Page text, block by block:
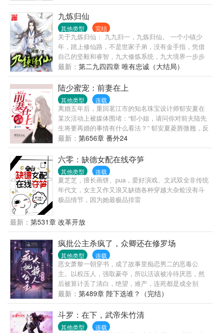
九炼归仙
其他类型 完结
关于九炼归仙： 九九归一，九炼归仙。 一个小镇少
年，踏上修仙路，不是世家子弟，没有金手指，凭借
自己的坚毅和睿智，九大修炼系统，九大境界一步步
走上巅峰，最终九九归一，成就真仙。
最新： 第二九四四章 唯有忠诚（大结局）
陆少蜜宠：前妻在上
其他类型 连载
离婚五年后，重回茗江市的知名珠宝设计师郁安夏在
某次活动上被媒体围堵：“郁小姐，请问你对前夫陆先
生将要再婚的事情有什么看法？” 郁安夏菱唇微翘，反
问：“难道他没有和你们说将要再婚的妻子姓郁么？！”
众媒体一头雾水。 次日，一则“恒天集团老总陆翊臣夜
宿前妻香闺”的新闻惊现头条！ 【关于追爱】 郁安夏
十九岁那年，陆翊臣给了她一场人人称羡的盛世婚
礼。 二十岁生日当天两人领证，从此她是名副其实的
陆太太。 可这场童话般的婚姻在领证后只维持了一个
月就宣告破灭，她独自一人远走国外。 原以为再无交
集的两个人，但是...... 为什么五年前看似冷心冷情的
存在感？ 相亲时是他，剪彩现场是他，就连她带着儿
的哦，所以和不和好看心情，复不复婚看你诚意。” 次
日，威严冷漠最要面子的陆翊臣以爱筑花海，在亲朋
好友的见证下屈膝半跪向她告白。 【关于宠爱】 陆翊
臣出生茗江市第一勋贵世家，商场上呼风唤雨的权
贵，为人冷漠低调，手段狠厉。 他的温暖，只给了郁
安夏一人，五年前如此，五年后亦然。 两人和好后，
一向不接受任何媒体采访的陆先生为了支持陆太太的
新作品，破例和她一起出席新品发布会。 发布会上媒
体问及传得沸沸扬扬的结婚、离婚又将复婚事件：“陆
最新： 第656章 番外24
六零：缺德女配在线夺笋
其他类型 连载
夏芝芝，擅长画饼、pua，爱好演戏、文武双全非传统
年代文，女主又作又浪又缺德各种穿越大杂烩没有斗
极品情节，因为她最极品排雷
最新： 第531章 改革开放
疯批公主杀疯了，众卿还在修罗场
其他类型 连载
恶女萧黎一朝穿书，成了故事里痴恋男二的恶毒公
主。以权压人，强取豪夺，所以活该被冷待厌恶，然
后被算计丢了清白，绝望，难产，连死都是成全别
人。笑死，这窝囊的剧情她了忍不了一点儿。???掀
桌，休夫！大不了拉着大家一起死！???疯批公主脚踹
驸马，刀砍王妃，撒泼、发癫，人人避之不及。???后
来：可怜的世家公子被她抓住欺负到泪眼朦胧。阴鸷
最新： 第489章 陛下选谁？（完结）
斗罗：在下，武帝朱竹清
其他类型 连载